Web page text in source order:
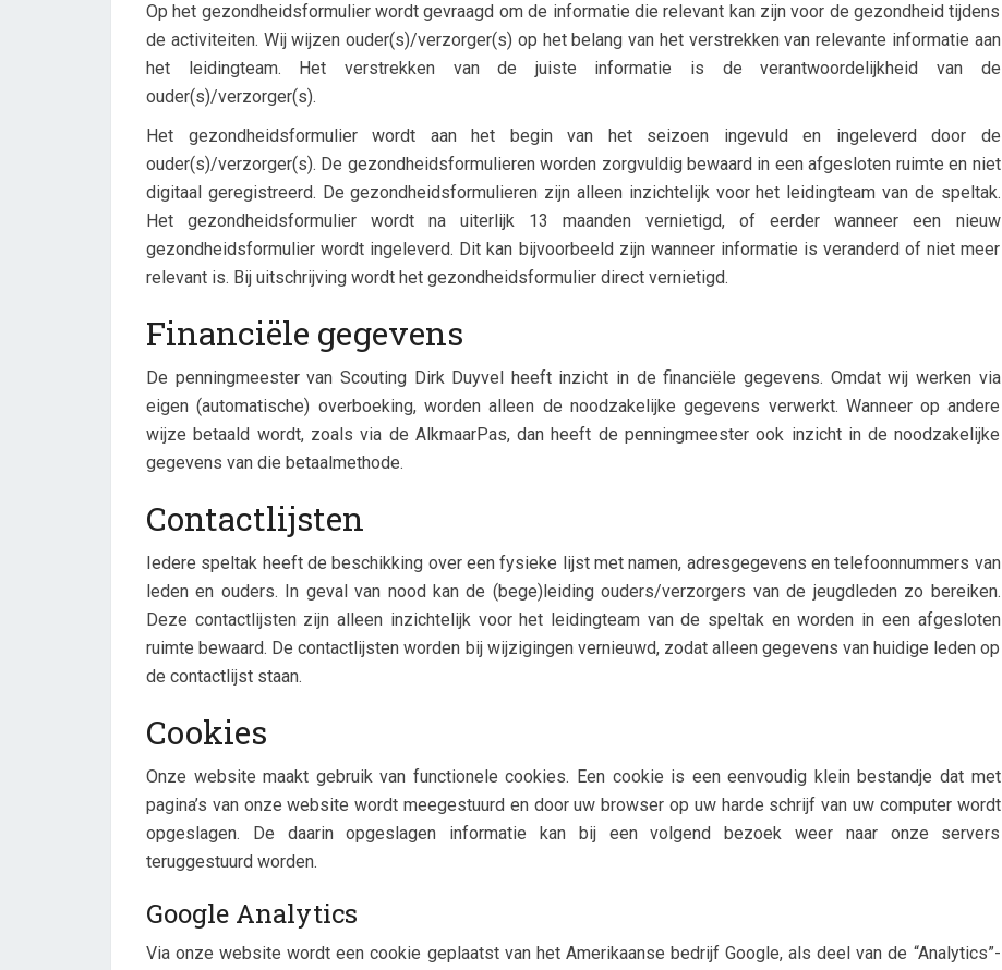
Op het gezondheidsformulier wordt gevraagd om de informatie die relevant kan zijn voor de gezondheid tijdens
de activiteiten. Wij wijzen ouder(s)/verzorger(s) op het belang van het verstrekken van relevante informatie aan
het leidingteam. Het verstrekken van de juiste informatie is de verantwoordelijkheid van de
ouder(s)/verzorger(s).
Het gezondheidsformulier wordt aan het begin van het seizoen ingevuld en ingeleverd door de
ouder(s)/verzorger(s). De gezondheidsformulieren worden zorgvuldig bewaard in een afgesloten ruimte en niet
digitaal geregistreerd. De gezondheidsformulieren zijn alleen inzichtelijk voor het leidingteam van de speltak.
Het gezondheidsformulier wordt na uiterlijk 13 maanden vernietigd, of eerder wanneer een nieuw
gezondheidsformulier wordt ingeleverd. Dit kan bijvoorbeeld zijn wanneer informatie is veranderd of niet meer
relevant is. Bij uitschrijving wordt het gezondheidsformulier direct vernietigd.
Financiële gegevens
De penningmeester van Scouting Dirk Duyvel heeft inzicht in de financiële gegevens. Omdat wij werken via
eigen (automatische) overboeking, worden alleen de noodzakelijke gegevens verwerkt. Wanneer op andere
wijze betaald wordt, zoals via de AlkmaarPas, dan heeft de penningmeester ook inzicht in de noodzakelijke
gegevens van die betaalmethode.
Contactlijsten
Iedere speltak heeft de beschikking over een fysieke lijst met namen, adresgegevens en telefoonnummers van
leden en ouders. In geval van nood kan de (bege)leiding ouders/verzorgers van de jeugdleden zo bereiken.
Deze contactlijsten zijn alleen inzichtelijk voor het leidingteam van de speltak en worden in een afgesloten
ruimte bewaard. De contactlijsten worden bij wijzigingen vernieuwd, zodat alleen gegevens van huidige leden op
de contactlijst staan.
Cookies
Onze website maakt gebruik van functionele cookies. Een cookie is een eenvoudig klein bestandje dat met
pagina’s van onze website wordt meegestuurd en door uw browser op uw harde schrijf van uw computer wordt
opgeslagen. De daarin opgeslagen informatie kan bij een volgend bezoek weer naar onze servers
teruggestuurd worden.
Google Analytics
Via onze website wordt een cookie geplaatst van het Amerikaanse bedrijf Google, als deel van de “Analytics”-